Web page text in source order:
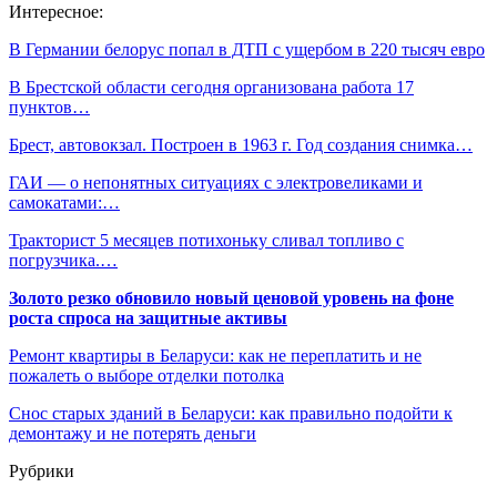
Интересное:
В Германии белорус попал в ДТП с ущербом в 220 тысяч евро
В Брестской области сегодня организована работа 17
пунктов…
Брест, автовокзал. Построен в 1963 г. Год создания снимка…
ГАИ — о непонятных ситуациях с электровеликами и
самокатами:…
Тракторист 5 месяцев потихоньку сливал топливо с
погрузчика.…
Золото резко обновило новый ценовой уровень на фоне
роста спроса на защитные активы
Ремонт квартиры в Беларуси: как не переплатить и не
пожалеть о выборе отделки потолка
Снос старых зданий в Беларуси: как правильно подойти к
демонтажу и не потерять деньги
Рубрики